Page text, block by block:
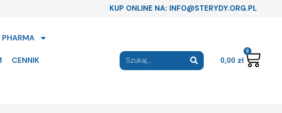
KUP ONLINE NA: INFO@STERYDY.ORG.PL
CENNIK 0,00 zł
0